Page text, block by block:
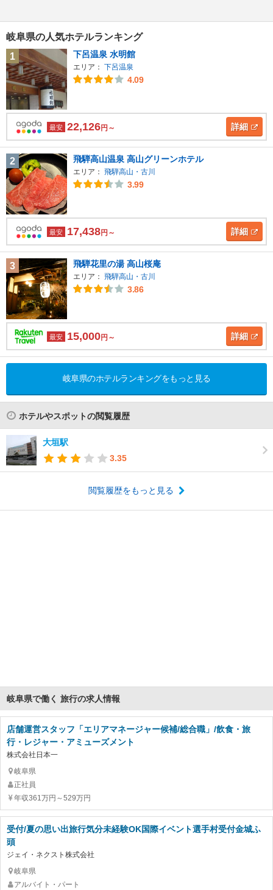
岐阜県の人気ホテルランキング
1
下呂温泉 水明館
エリア： 下呂温泉
4.09
最安 22,126円～ 詳細
2 飛騨高山温泉 高山グリーンホテル
エリア： 飛騨高山・古川
3.99
最安 17,438円～ 詳細
3 飛騨花里の湯 高山桜庵
エリア： 飛騨高山・古川
3.86
最安 15,000円～ 詳細
岐阜県のホテルランキングをもっと見る
ホテルやスポットの閲覧履歴
大垣駅
3.35
閲覧履歴をもっと見る
岐阜県で働く 旅行の求人情報
店舗運営スタッフ「エリアマネージャー候補/総合職」/飲食・旅
行・レジャー・アミューズメント
株式会社日本一
岐阜県
正社員
年収361万円～529万円
受付/夏の思い出旅行気分未経験OK国際イベント選手村受付金城ふ
頭
ジェイ・ネクスト株式会社
岐阜県
アルバイト・パート